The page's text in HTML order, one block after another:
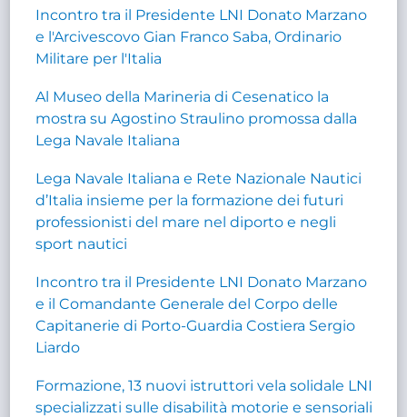
Incontro tra il Presidente LNI Donato Marzano
e l'Arcivescovo Gian Franco Saba, Ordinario
Militare per l'Italia
Al Museo della Marineria di Cesenatico la
mostra su Agostino Straulino promossa dalla
Lega Navale Italiana
Lega Navale Italiana e Rete Nazionale Nautici
d’Italia insieme per la formazione dei futuri
professionisti del mare nel diporto e negli
sport nautici
Incontro tra il Presidente LNI Donato Marzano
e il Comandante Generale del Corpo delle
Capitanerie di Porto-Guardia Costiera Sergio
Liardo
Formazione, 13 nuovi istruttori vela solidale LNI
specializzati sulle disabilità motorie e sensoriali